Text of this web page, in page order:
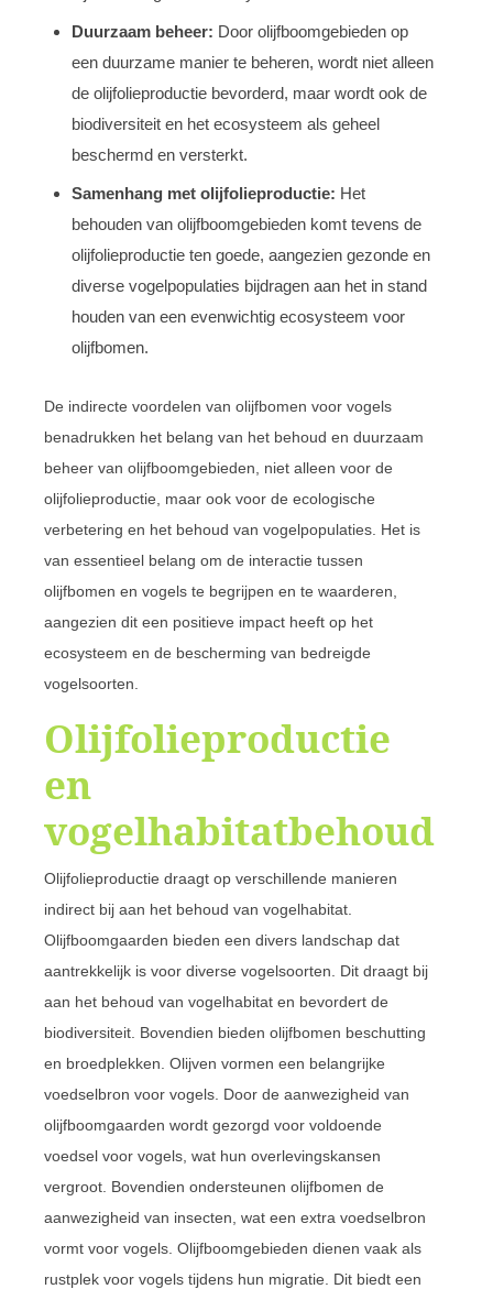
Duurzaam beheer: Door olijfboomgebieden op
een duurzame manier te beheren, wordt niet alleen
de olijfolieproductie bevorderd, maar wordt ook de
biodiversiteit en het ecosysteem als geheel
beschermd en versterkt.
Samenhang met olijfolieproductie: Het
behouden van olijfboomgebieden komt tevens de
olijfolieproductie ten goede, aangezien gezonde en
diverse vogelpopulaties bijdragen aan het in stand
houden van een evenwichtig ecosysteem voor
olijfbomen.
De indirecte voordelen van olijfbomen voor vogels
benadrukken het belang van het behoud en duurzaam
beheer van olijfboomgebieden, niet alleen voor de
olijfolieproductie, maar ook voor de ecologische
verbetering en het behoud van vogelpopulaties. Het is
van essentieel belang om de interactie tussen
olijfbomen en vogels te begrijpen en te waarderen,
aangezien dit een positieve impact heeft op het
ecosysteem en de bescherming van bedreigde
vogelsoorten.
Olijfolieproductie
en
vogelhabitatbehoud
Olijfolieproductie draagt op verschillende manieren
indirect bij aan het behoud van vogelhabitat.
Olijfboomgaarden bieden een divers landschap dat
aantrekkelijk is voor diverse vogelsoorten. Dit draagt bij
aan het behoud van vogelhabitat en bevordert de
biodiversiteit. Bovendien bieden olijfbomen beschutting
en broedplekken. Olijven vormen een belangrijke
voedselbron voor vogels. Door de aanwezigheid van
olijfboomgaarden wordt gezorgd voor voldoende
voedsel voor vogels, wat hun overlevingskansen
vergroot. Bovendien ondersteunen olijfbomen de
aanwezigheid van insecten, wat een extra voedselbron
vormt voor vogels. Olijfboomgebieden dienen vaak als
rustplek voor vogels tijdens hun migratie. Dit biedt een